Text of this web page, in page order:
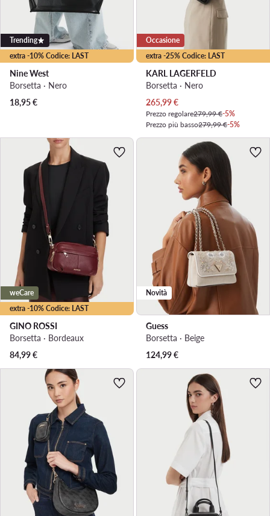
extra -10% Codice: LAST
Trending
Nine West
Borsetta · Nero
18,95€
extra -25% Codice: LAST
Occasione
KARL LAGERFELD
Borsetta · Nero
Prezzo attuale
265,99€
Prezzo regolare279,99 €-5%
Prezzo più basso279,99 €-5%
extra -10% Codice: LAST
weCare
GINO ROSSI
Borsetta · Bordeaux
84,99€
Novità
Guess
Borsetta · Beige
124,99€